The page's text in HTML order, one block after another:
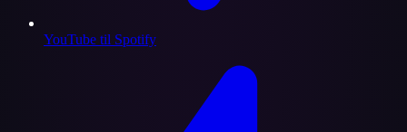
YouTube til Spotify